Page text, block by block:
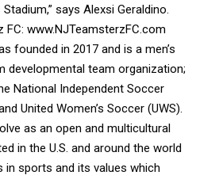
says Alexsi Geraldino.
FC: www.NJTeamsterzFC.com
founded in 2017 and is a men’s
developmental team organization;
National Independent Soccer
United Women’s Soccer (UWS).
as an open and multicultural
in the U.S. and around the world
sports and its values which